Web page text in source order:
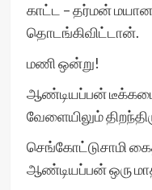
காட்ட – தர்மன்
தொடங்கிவிட்டான்.
மணி ஒன்று!
ஆண்டியப்பன்
வேளையிலும்
செங்கோட்டுசாமி
ஆண்டியப்பன் ஒரு